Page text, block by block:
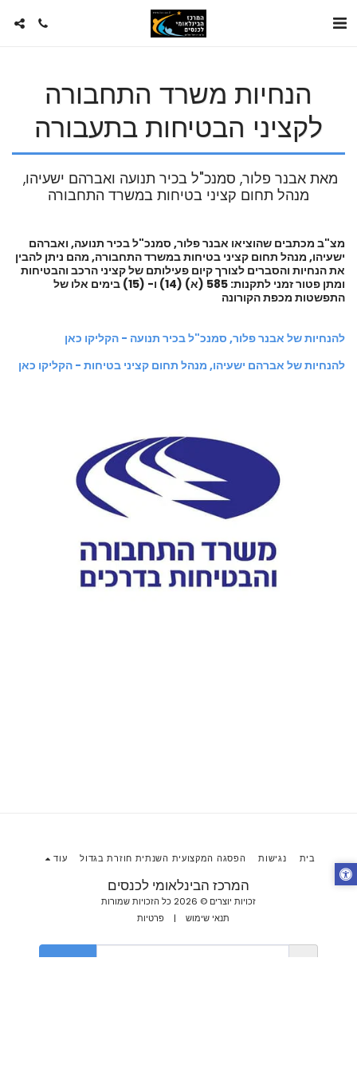
הנחיות משרד התחבורה
לקציני הבטיחות בתעבורה
מנהל תחום קציני בטיחות במשרד התחבורה
מצ"ב מכתבים שהוציאו אבנר פלור, סמנכ"ל בכיר תנועה, ואברהם
ישעיהו, מנהל תחום קציני בטיחות במשרד התחבורה, מהם ניתן להבין
את הנחיות והסברים לצורך קיום פעילותם של קציני הרכב והבטיחות
ומתן פטור זמני לתקנות: 585 (א) (14) ו- (15) בימים אלו של
התפשטות מכפת הקורונה
להנחיות של אבנר פלור, סמנכ"ל בכיר תנועה - הקליקו כאן
להנחיות של אברהם ישעיהו, מנהל תחום קציני בטיחות - הקליקו כאן
המרכז הבינלאומי לכנסים
זכויות יוצרים © 2026 כל הזכויות שמורות
תנאי שימוש | פרטיות
בית נגישות הפסגה המקצועית השנתית חוזרת בגדול עוד
הירשם